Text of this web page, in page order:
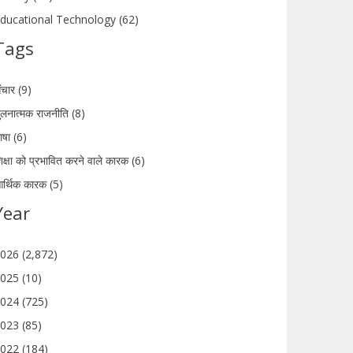
Technology (62)
(9)
राजनीति (8)
(6)
को प्रभावित करने वाले कारक (6)
कारक (5)
(2,872)
(10)
(725)
(85)
(184)